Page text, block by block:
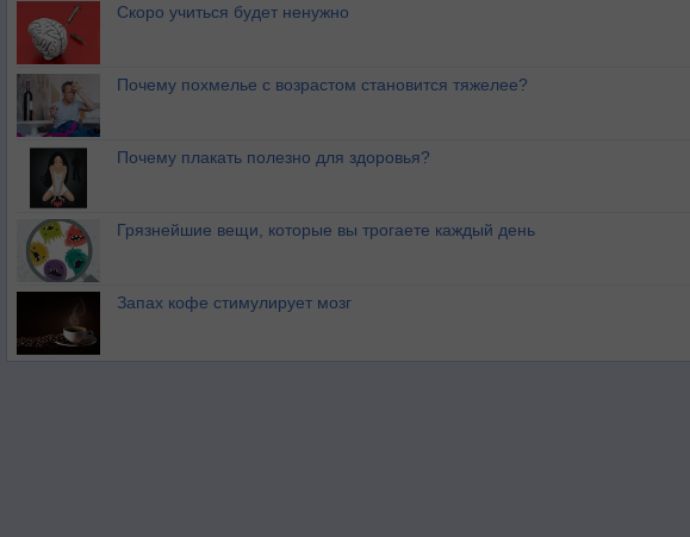
Скоро учиться будет ненужно
Почему похмелье с возрастом становится тяжелее?
Почему плакать полезно для здоровья?
Грязнейшие вещи, которые вы трогаете каждый день
Запах кофе стимулирует мозг